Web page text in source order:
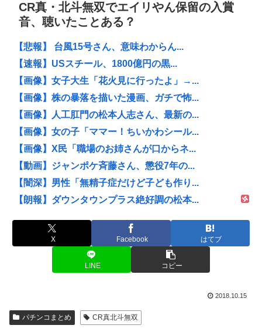
CR真・北斗無双でエイリやん保留の入賞
音、聴いたことある？
【悲報】 台風15号さん、意味わからん...
【速報】USスチール、1800億円の黒...
【画像】女子大生「花火見に行ったよ」→...
【画像】株の暴落を描いた漫画、ガチで怖...
【画像】人工肛門の松本人志さん、最新の...
【画像】女の子「ママー！ちいかわシール...
【画像】X民「職場のお姉さんが口からネ...
【動画】ジャンポケ斉藤さん、懲役7年の...
【闇深】男性「無精子症だけど子ども作り...
【朗報】ダウンタウンプラス絶好調の松本...
X Facebook はてブ
LINE コピー
2018.10.15
パチンコまとめ CR真北斗無双